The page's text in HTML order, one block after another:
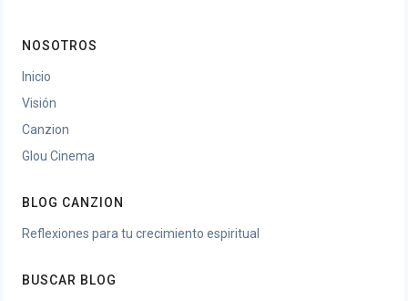
NOSOTROS
Inicio
Visión
Canzion
Glou Cinema
BLOG CANZION
Reflexiones para tu crecimiento espiritual
BUSCAR BLOG